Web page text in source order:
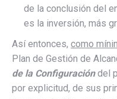
de la conclusión del
es la inversión, más
Así entonces, como
Plan de Gestión de
de la Configuracióndel
por explicitud, de sus